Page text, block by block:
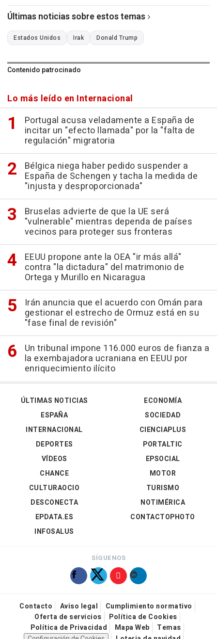
Últimas noticias sobre estos temas
Estados Unidos Irak Donald Trump
Contenido patrocinado
Lo más leído en Internacional
Portugal acusa veladamente a España de
incitar un "efecto llamada" por la "falta de
regulación" migratoria
Bélgica niega haber pedido suspender a
España de Schengen y tacha la medida de
"injusta y desproporcionada"
Bruselas advierte de que la UE será
"vulnerable" mientras dependa de países
vecinos para proteger sus fronteras
EEUU propone ante la OEA "ir más allá"
contra "la dictadura" del matrimonio de
Ortega y Murillo en Nicaragua
Irán anuncia que el acuerdo con Omán para
gestionar el estrecho de Ormuz está en su
"fase final de revisión"
Un tribunal impone 116.000 euros de fianza a
la exembajadora ucraniana en EEUU por
enriquecimiento ilícito
ÚLTIMAS NOTICIAS
ESPAÑA
INTERNACIONAL
DEPORTES
VÍDEOS
ECONOMÍA
SOCIEDAD
CIENCIAPLUS
PORTALTIC
EPSOCIAL
CHANCE
CULTURAOCIO
DESCONECTA
EPDATA.ES
INFOSALUS
MOTOR
TURISMO
NOTIMÉRICA
CONTACTOPHOTO
SÍGUENOS
Contacto Aviso legal
Cumplimiento normativo
Oferta de servicios
Política de Cookies
Política de Privacidad
Mapa Web
Temas